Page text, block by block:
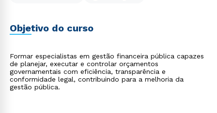
Objetivo do curso
Formar especialistas em gestão financeira pública capazes
de planejar, executar e controlar orçamentos
governamentais com eficiência, transparência e
conformidade legal, contribuindo para a melhoria da
gestão pública.